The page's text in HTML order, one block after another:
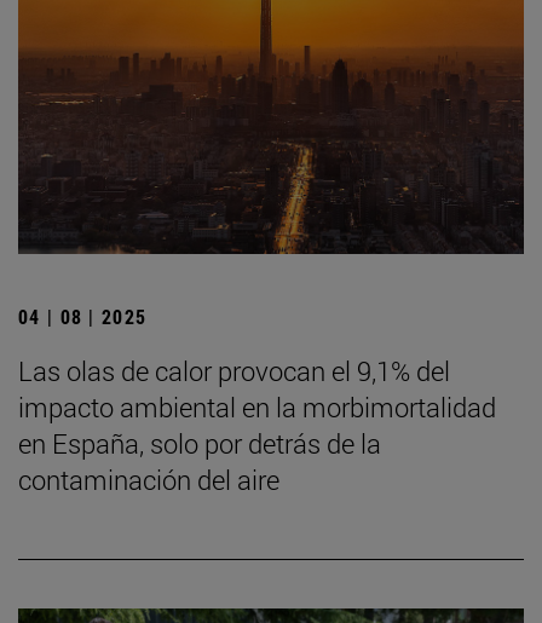
04 | 08 | 2025
Las olas de calor provocan el 9,1% del
impacto ambiental en la morbimortalidad
en España, solo por detrás de la
contaminación del aire